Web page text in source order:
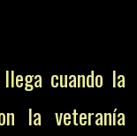
cuando la
la veteranía